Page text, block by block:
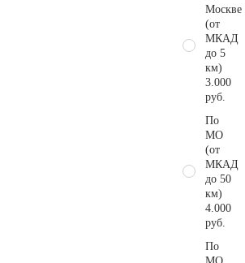
Москве
(от
МКАД
до 5
км)
3.000
руб.
По
МО
(от
МКАД
до 50
км)
4.000
руб.
По